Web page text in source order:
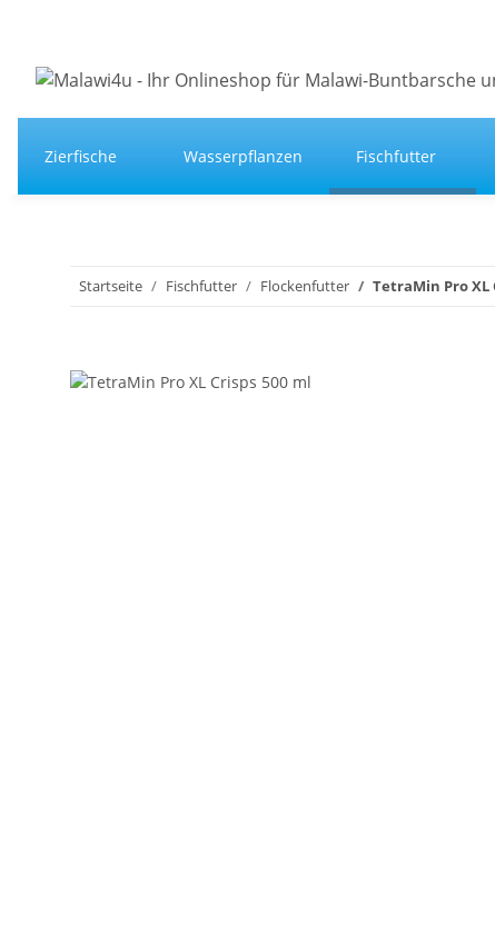
Zierfische Wasserpflanzen Fischfutter
Startseite Fischfutter Flockenfutter TetraMin Pro XL